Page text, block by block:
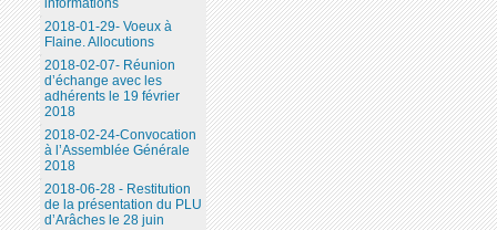
informations
2018-01-29- Voeux à
Flaine. Allocutions
2018-02-07- Réunion
d’échange avec les
adhérents le 19 février
2018
2018-02-24-Convocation
à l’Assemblée Générale
2018
2018-06-28 - Restitution
de la présentation du PLU
d’Arâches le 28 juin